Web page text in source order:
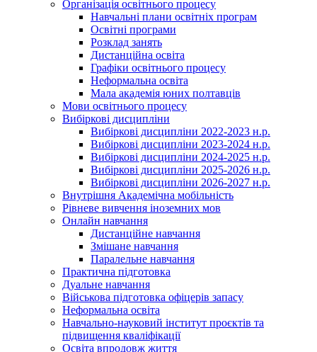
Організація освітнього процесу
Навчальні плани освітніх програм
Освітні програми
Розклад занять
Дистанційна освіта
Графіки освітнього процесу
Неформальна освіта
Мала академія юних полтавців
Мови освітнього процесу
Вибіркові дисципліни
Вибіркові дисципліни 2022-2023 н.р.
Вибіркові дисципліни 2023-2024 н.р.
Вибіркові дисципліни 2024-2025 н.р.
Вибіркові дисципліни 2025-2026 н.р.
Вибіркові дисципліни 2026-2027 н.р.
Внутрішня Академічна мобільність
Рівневе вивчення іноземних мов
Онлайн навчання
Дистанційне навчання
Змішане навчання
Паралельне навчання
Практична підготовка
Дуальне навчання
Військова підготовка офіцерів запасу
Неформальна освіта
Навчально-науковий інститут проєктів та
підвищення кваліфікації
Освіта впродовж життя